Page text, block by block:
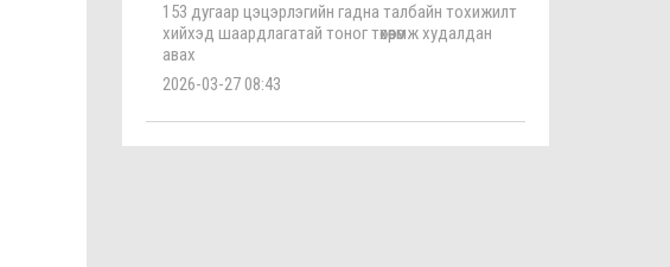
153 дугаар цэцэрлэгийн гадна талбайн тохижилт
хийхэд шаардлагатай тоног төхөөрөмж худалдан
авах
2026-03-27 08:43